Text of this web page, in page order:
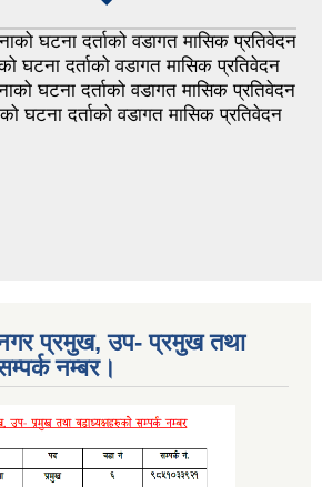
घटना दर्ताको वडागत मासिक प्रतिवेदन
घटना दर्ताको वडागत मासिक प्रतिवेदन
घटना दर्ताको वडागत मासिक प्रतिवेदन
घटना दर्ताको वडागत मासिक प्रतिवेदन
प्रमुख, उप- प्रमुख तथा
नम्बर।